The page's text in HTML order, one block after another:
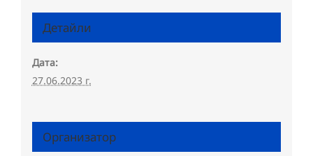
Детайли
Дата:
27.06.2023 г.
Организатор